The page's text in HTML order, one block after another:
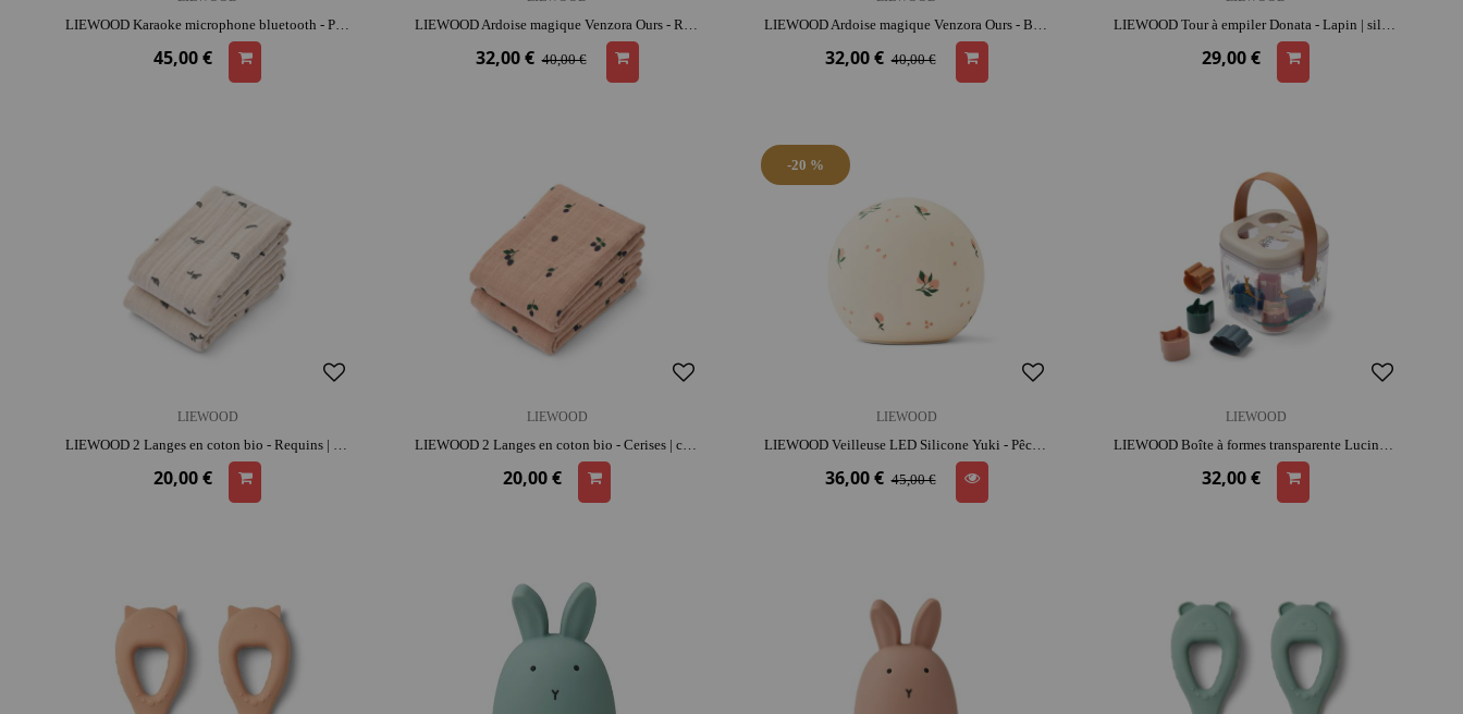
45,00 € 32,00 € 40,00 € 32,00 € 40,00 € 29,00 €
LIEWOOD
20,00 €
LIEWOOD
20,00 €
-20 %
LIEWOOD
36,00 € 45,00 €
LIEWOOD
32,00 €